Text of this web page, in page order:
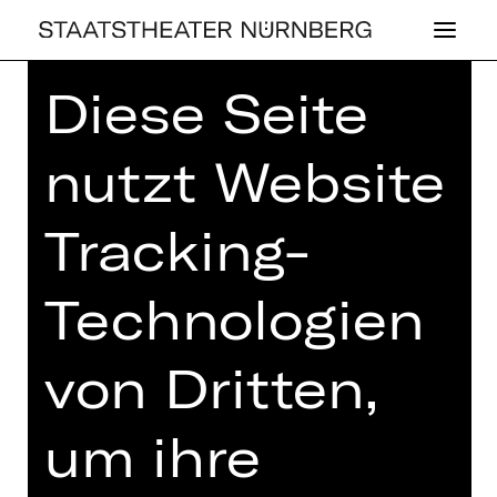
Home >Spielplan 26/27> Alles
Schwindel
OPER
ALLES SCHWIN­
Operette von Mischa Spoliansky
Freitag, 26.02.2027
19.00 - 22.00 Uhr
Diese Seite
nutzt Website
Tracking-
Technologien
von Dritten,
um ihre